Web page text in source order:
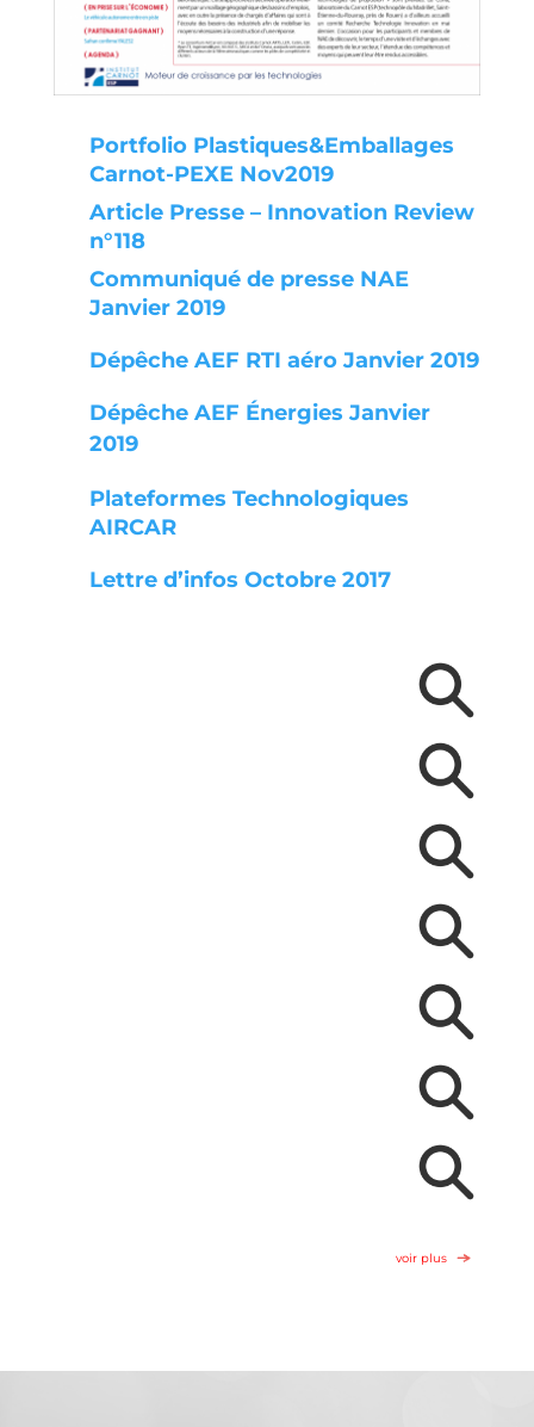
Portfolio Plastiques&Emballages
Carnot-PEXE Nov2019
Article Presse – Innovation Review
n°118
Communiqué de presse NAE
Janvier 2019
Dépêche AEF RTI aéro Janvier 2019
Dépêche AEF Énergies Janvier
2019
Plateformes Technologiques
AIRCAR
Lettre d’infos Octobre 2017
voir plus